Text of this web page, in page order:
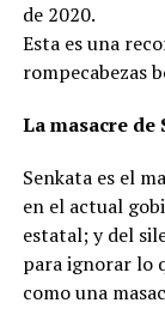
de 2020.
Esta es una
rompecabezas
La masacre de
Senkata es el
en el actual
estatal; y del
para ignorar lo
como una